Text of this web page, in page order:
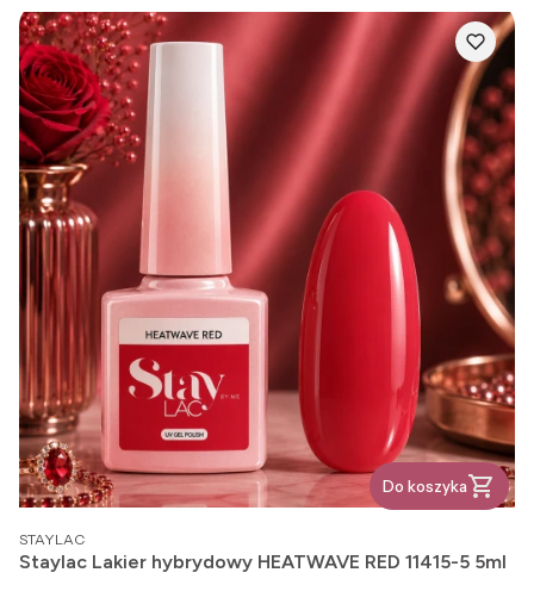
Do koszyka
PRODUCENT
STAYLAC
Staylac Lakier hybrydowy HEATWAVE RED 11415-5 5ml